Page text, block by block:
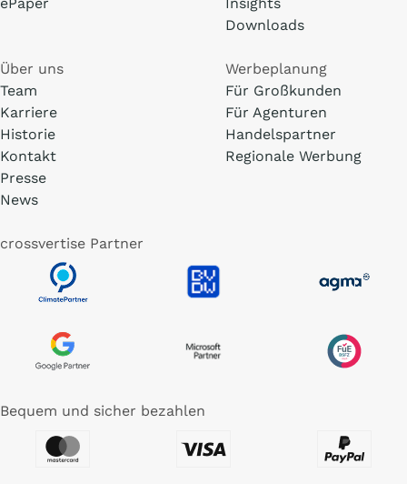
Downloads
Über uns
Team
Karriere
Historie
Kontakt
Presse
News
Werbeplanung
Für Großkunden
Für Agenturen
Handelspartner
Regionale Werbung
crossvertise Partner
Bequem und sicher bezahlen